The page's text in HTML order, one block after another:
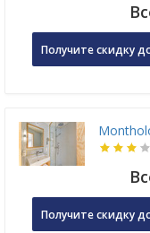
Получите скидку
Получите скидку